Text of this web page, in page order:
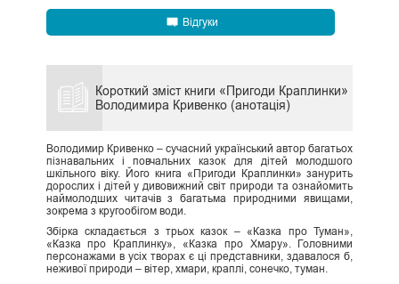
Відгуки
Короткий зміст книги «Пригоди Краплинки»
Володимира Кривенко (анотація)
Володимир Кривенко – сучасний український автор багатьох
пізнавальних і повчальних казок для дітей молодшого
шкільного віку. Його книга «Пригоди Краплинки» занурить
дорослих і дітей у дивовижний світ природи та ознайомить
наймолодших читачів з багатьма природними явищами,
зокрема з кругообігом води.
Збірка складається з трьох казок – «Казка про Туман»,
«Казка про Краплинку», «Казка про Хмару». Головними
персонажами в усіх творах є ці представники, здавалося б,
неживої природи – вітер, хмари, краплі, сонечко, туман.